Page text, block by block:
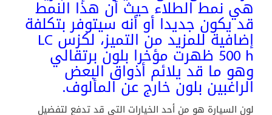
هي نمط الطلاء حيث أن هذا النمط
قد يكون جديدا أو أنه سيتوفر بتكلفة
إضافية للمزيد من التميز، لكزس LC
500 h ظهرت مؤخرا بلون برتقالي
وهو ما قد يلائم أذواق البعض
الراغبين بلون خارج عن المألوف.
لون السيارة هو من أحد الخيارات التي قد تدفع لتفضيل